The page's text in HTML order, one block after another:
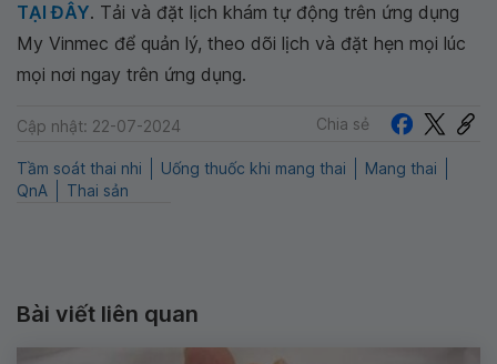
TẠI ĐÂY. Tải và đặt lịch khám tự động trên ứng dụng
My Vinmec để quản lý, theo dõi lịch và đặt hẹn mọi lúc
mọi nơi ngay trên ứng dụng.
Cập nhật: 22-07-2024 Chia sẻ
Tầm soát thai nhi Uống thuốc khi mang thai
Mang thai
QnA
Thai sản
Bài viết liên quan